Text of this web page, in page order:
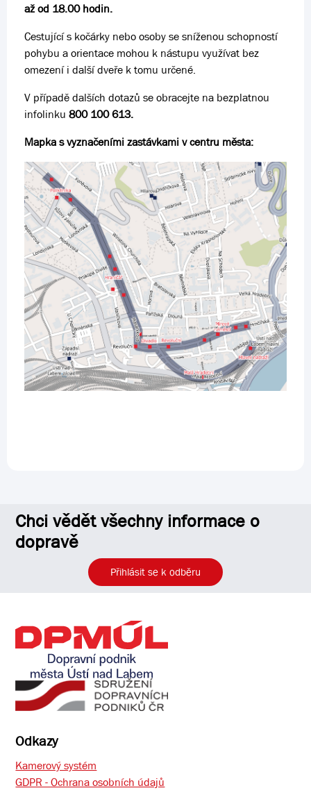
až od 18.00 hodin.
Cestující s kočárky nebo osoby se sníženou schopností
pohybu a orientace mohou k nástupu využívat bez
omezení i další dveře k tomu určené.
V případě dalších dotazů se obracejte na bezplatnou
infolinku800 100 613.
Mapka s vyznačeními zastávkami v centru města:
Chci vědět všechny informace o
dopravě
Přihlásit se k odběru
Odkazy
Kamerový systém
GDPR - Ochrana osobních údajů